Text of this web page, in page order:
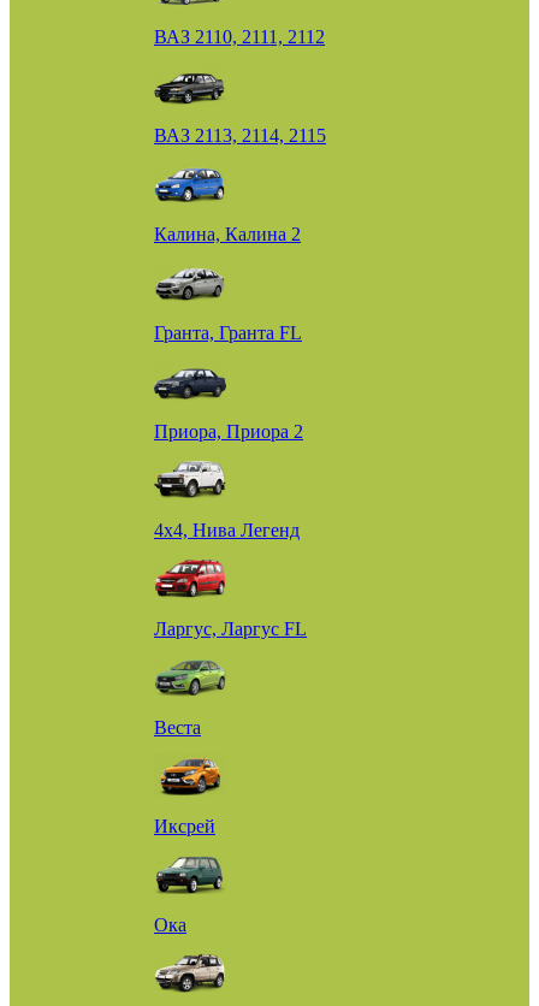
ВАЗ 2110, 2111, 2112
ВАЗ 2113, 2114, 2115
Калина, Калина 2
Гранта, Гранта FL
Приора, Приора 2
4х4, Нива Легенд
Ларгус, Ларгус FL
Веста
Иксрей
Ока